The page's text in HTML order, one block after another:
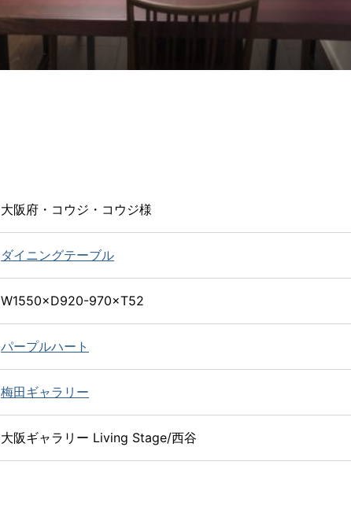
大阪府・コウジ・コウジ様
ダイニングテーブル
W1550×D920-970×T52
パープルハート
梅田ギャラリー
大阪ギャラリー Living Stage/西谷